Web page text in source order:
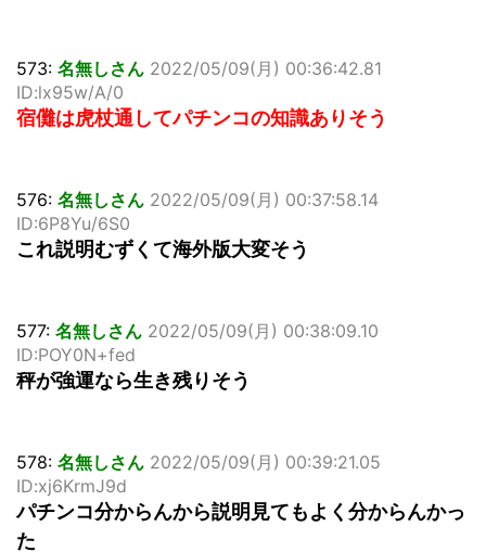
573: 名無しさん 2022/05/09(月) 00:36:42.81
ID:lx95w/A/0
宿儺は虎杖通してパチンコの知識ありそう
576: 名無しさん 2022/05/09(月) 00:37:58.14
ID:6P8Yu/6S0
これ説明むずくて海外版大変そう
577: 名無しさん 2022/05/09(月) 00:38:09.10
ID:POY0N+fed
秤が強運なら生き残りそう
578: 名無しさん 2022/05/09(月) 00:39:21.05
ID:xj6KrmJ9d
パチンコ分からんから説明見てもよく分からんかっ
た